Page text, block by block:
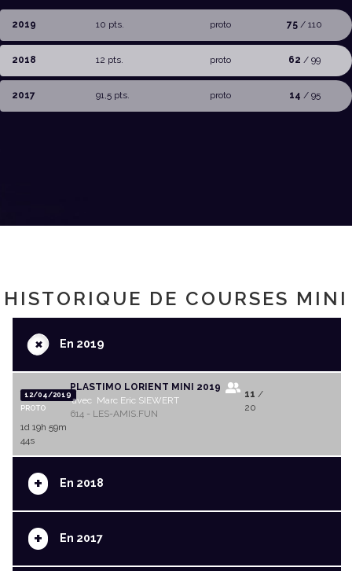
2019 10 pts. proto 75 / 110
2018 12 pts. proto 62 / 99
2017 91,5 pts. proto 14 / 95
HISTORIQUE DE COURSES MINI
+En 2019
12/04/2019
PROTO
PLASTIMO LORIENT MINI 2019
avec Marc Eric SIEWERT
614 - LES-AMIS.FUN
11 /
20
1d 19h 59m
44s
+ En 2018
+ En 2017